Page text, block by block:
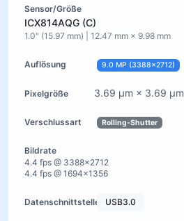
ICX814AQG (C)
1.0" (15.97 mm) | 12.47 mm × 9.98 mm
9.0 MP (3388×2712)
3.69 µm × 3.69 µm
Rolling-Shutter
4.4 fps @ 3388×2712
4.4 fps @ 1694×1356
USB3.0